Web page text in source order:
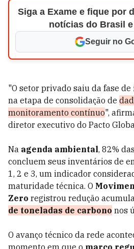
Siga a Exame e fique por
notícias do Brasil
Seguir no
"O setor privado saiu da fase de
na etapa de consolidação de
monitoramento contínuo",
diretor executivo do Pacto
Na agenda ambiental, 82%
concluem seus inventários de
1, 2 e 3, um indicador
maturidade técnica. O
Zero registrou redução
de toneladas de carbono nos
O avanço técnico da rede
momento em que o marco